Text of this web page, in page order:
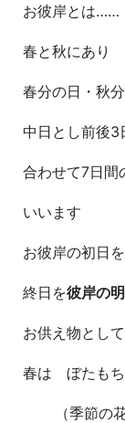
お彼岸とは……
春と秋にあり
春分の日・秋
中日とし前後3
合わせて7日間
いいます
お彼岸の初日を
終日を彼岸の
お供え物とし
春は ぼたもち
（季節の花